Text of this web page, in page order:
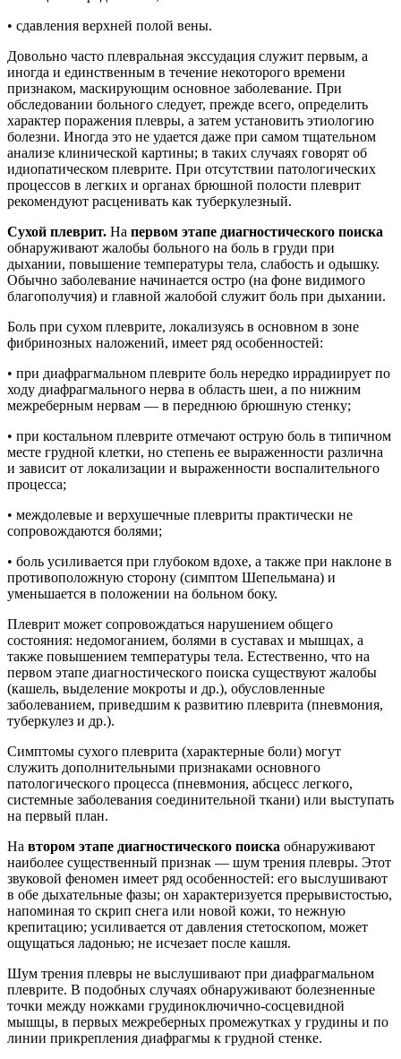
• сдавления верхней полой вены.
Довольно часто плевральная экссудация служит первым, а
иногда и единственным в течение некоторого времени
признаком, маскирующим основное заболевание. При
обследовании больного следует, прежде всего, определить
характер поражения плевры, а затем установить этиологию
болезни. Иногда это не удается даже при самом тщательном
анализе клинической картины; в таких случаях говорят об
идиопатическом плеврите. При отсутствии патологических
процессов в легких и органах брюшной полости плеврит
рекомендуют расценивать как туберкулезный.
Сухой плеврит. На первом этапе диагностического поиска
обнаруживают жалобы больного на боль в груди при
дыхании, повышение температуры тела, слабость и одышку.
Обычно заболевание начинается остро (на фоне видимого
благополучия) и главной жалобой служит боль при дыхании.
Боль при сухом плеврите, локализуясь в основном в зоне
фибринозных наложений, имеет ряд особенностей:
• при диафрагмальном плеврите боль нередко иррадиирует по
ходу диафрагмального нерва в область шеи, а по нижним
межреберным нервам — в переднюю брюшную стенку;
• при костальном плеврите отмечают острую боль в типичном
месте грудной клетки, но степень ее выраженности различна
и зависит от локализации и выраженности воспалительного
процесса;
• междолевые и верхушечные плевриты практически не
сопровождаются болями;
• боль усиливается при глубоком вдохе, а также при наклоне в
противоположную сторону (симптом Шепельмана) и
уменьшается в положении на больном боку.
Плеврит может сопровождаться нарушением общего
состояния: недомоганием, болями в суставах и мышцах, а
также повышением температуры тела. Естественно, что на
первом этапе диагностического поиска существуют жалобы
(кашель, выделение мокроты и др.), обусловленные
заболеванием, приведшим к развитию плеврита (пневмония,
туберкулез и др.).
Симптомы сухого плеврита (характерные боли) могут
служить дополнительными признаками основного
патологического процесса (пневмония, абсцесс легкого,
системные заболевания соединительной ткани) или выступать
на первый план.
На втором этапе диагностического поиска обнаруживают
наиболее существенный признак — шум трения плевры. Этот
звуковой феномен имеет ряд особенностей: его выслушивают
в обе дыхательные фазы; он характеризуется прерывистостью,
напоминая то скрип снега или новой кожи, то нежную
крепитацию; усиливается от давления стетоскопом, может
ощущаться ладонью; не исчезает после кашля.
Шум трения плевры не выслушивают при диафрагмальном
плеврите. В подобных случаях обнаруживают болезненные
точки между ножками грудиноключично-сосцевидной
мышцы, в первых межреберных промежутках у грудины и по
линии прикрепления диафрагмы к грудной стенке.